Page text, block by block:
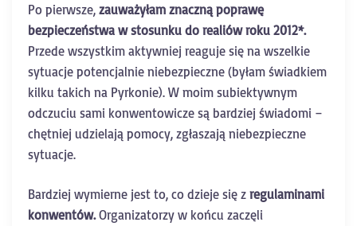
Po pierwsze, zauważyłam znaczną poprawę
bezpieczeństwa w stosunku do realiów roku 2012*.
Przede wszystkim aktywniej reaguje się na wszelkie
sytuacje potencjalnie niebezpieczne (byłam świadkiem
kilku takich na Pyrkonie). W moim subiektywnym
odczuciu sami konwentowicze są bardziej świadomi –
chętniej udzielają pomocy, zgłaszają niebezpieczne
sytuacje.
Bardziej wymierne jest to, co dzieje się z regulaminami
konwentów.Organizatorzy w końcu zaczęli